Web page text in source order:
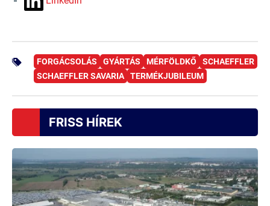
FORGÁCSOLÁS GYÁRTÁS MÉRFÖLDKŐ
SCHAEFFLER
SCHAEFFLER SAVARIA
TERMÉKJUBILEUM
FRISS HÍREK